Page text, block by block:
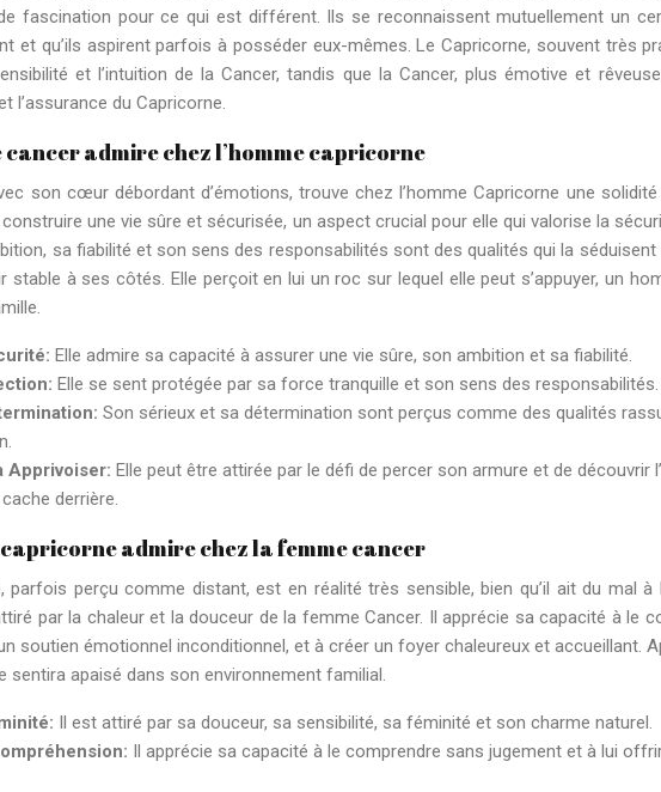
fascination pour ce qui est différent. Ils se reconnaissent mutuellement un
et qu’ils aspirent parfois à posséder eux-mêmes. Le Capricorne, souvent très
et l’intuition de la Cancer, tandis que la Cancer, plus émotive et
l’assurance du Capricorne.
cancer admire chez l’homme capricorne
son cœur débordant d’émotions, trouve chez l’homme Capricorne une solidité
une vie sûre et sécurisée, un aspect crucial pour elle qui valorise la
sa fiabilité et son sens des responsabilités sont des qualités qui la
stable à ses côtés. Elle perçoit en lui un roc sur lequel elle peut s’appuyer, un
Elle admire sa capacité à assurer une vie sûre, son ambition et sa fiabilité.
Elle se sent protégée par sa force tranquille et son sens des responsabilités.
Son sérieux et sa détermination sont perçus comme des qualités
Apprivoiser: Elle peut être attirée par le défi de percer son armure et de découvrir
derrière.
capricorne admire chez la femme cancer
parfois perçu comme distant, est en réalité très sensible, bien qu’il ait du mal à
par la chaleur et la douceur de la femme Cancer. Il apprécie sa capacité à le
soutien émotionnel inconditionnel, et à créer un foyer chaleureux et accueillant.
sentira apaisé dans son environnement familial.
Il est attiré par sa douceur, sa sensibilité, sa féminité et son charme naturel.
Il apprécie sa capacité à le comprendre sans jugement et à lui